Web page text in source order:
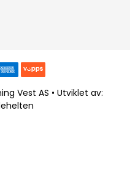
Vest AS • Utviklet av: